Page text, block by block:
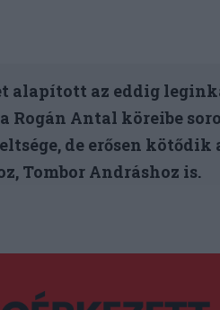
alapított az eddig
Rogán Antal köreibe
de erősen
Tombor Andráshoz is.